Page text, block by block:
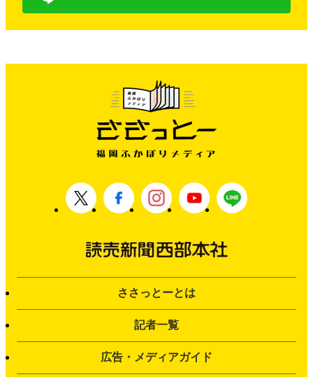
ささっとーとは
記者一覧
広告・メディアガイド